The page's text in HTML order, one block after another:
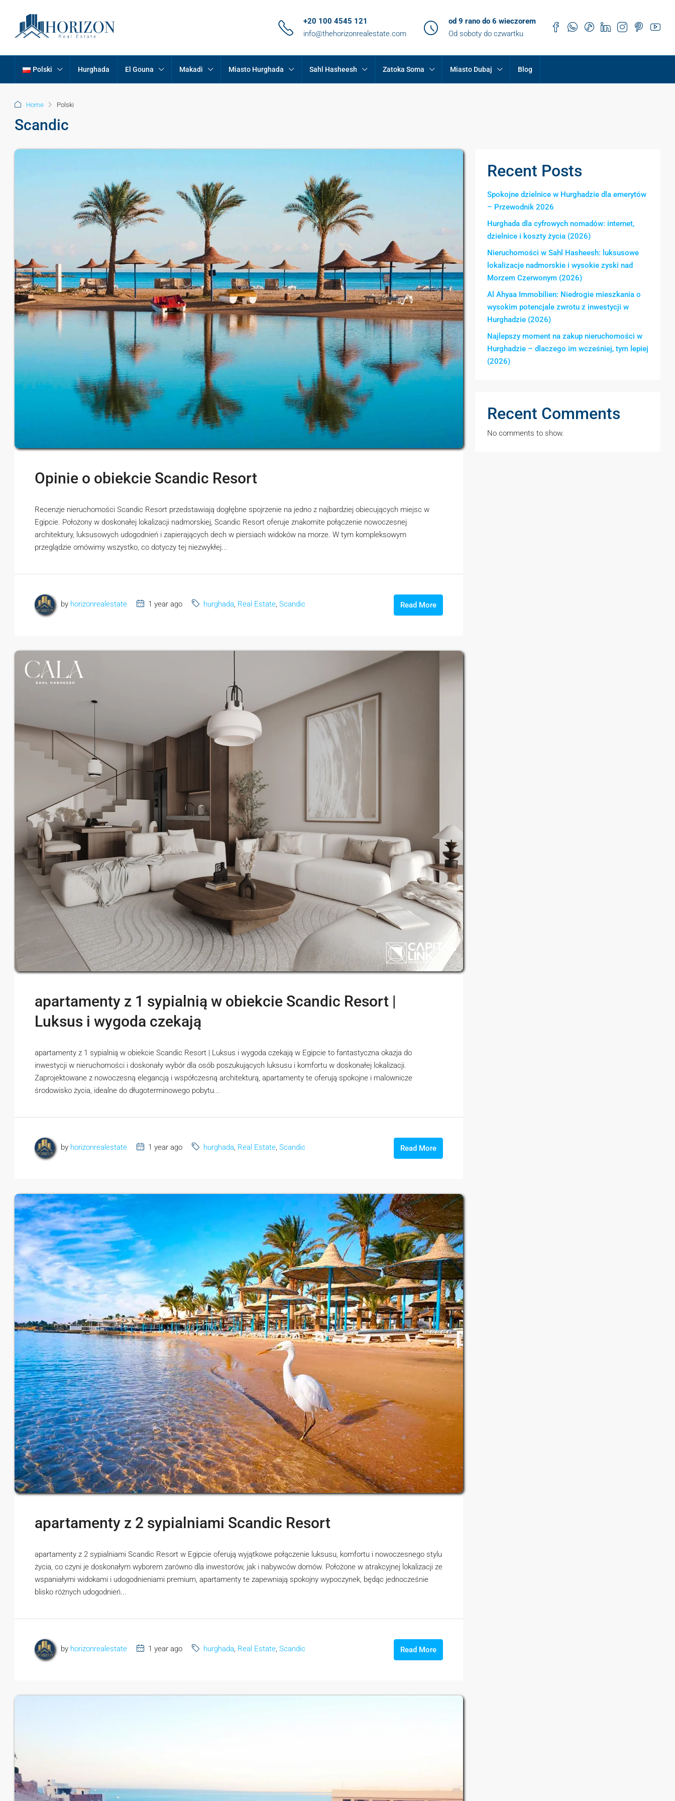
+20 100 4545 121
info@thehorizonrealestate.com
od 9 rano do 6 wieczorem
Od soboty do czwartku
Polski Hurghada El Gouna Makadi Miasto Hurghada Sahl Hasheesh Zatoka Soma Miasto Dubaj Blog
Home Polski
Scandic
Opinie o obiekcie Scandic Resort
Recenzje nieruchomości Scandic Resort przedstawiają dogłębne spojrzenie na jedno z najbardziej obiecujących miejsc w
Egipcie. Położony w doskonałej lokalizacji nadmorskiej, Scandic Resort oferuje znakomite połączenie nowoczesnej
architektury, luksusowych udogodnień i zapierających dech w piersiach widoków na morze. W tym kompleksowym
przeglądzie omówimy wszystko, co dotyczy tej niezwykłej...
by horizonrealestate 1 year ago hurghada, Real Estate, Scandic Read More
apartamenty z 1 sypialnią w obiekcie Scandic Resort |
Luksus i wygoda czekają
apartamenty z 1 sypialnią w obiekcie Scandic Resort | Luksus i wygoda czekają w Egipcie to fantastyczna okazja do
inwestycji w nieruchomości i doskonały wybór dla osób poszukujących luksusu i komfortu w doskonałej lokalizacji.
Zaprojektowane z nowoczesną elegancją i współczesną architekturą, apartamenty te oferują spokojne i malownicze
środowisko życia, idealne do długoterminowego pobytu...
by horizonrealestate 1 year ago hurghada, Real Estate, Scandic Read More
apartamenty z 2 sypialniami Scandic Resort
apartamenty z 2 sypialniami Scandic Resort w Egipcie oferują wyjątkowe połączenie luksusu, komfortu i nowoczesnego stylu
życia, co czyni je doskonałym wyborem zarówno dla inwestorów, jak i nabywców domów. Położone w atrakcyjnej lokalizacji ze
wspaniałymi widokami i udogodnieniami premium, apartamenty te zapewniają spokojny wypoczynek, będąc jednocześnie
blisko różnych udogodnień...
by horizonrealestate 1 year ago hurghada, Real Estate, Scandic Read More
Recent Posts
Spokojne dzielnice w Hurghadzie dla emerytów
– Przewodnik 2026
Hurghada dla cyfrowych nomadów: internet,
dzielnice i koszty życia (2026)
Nieruchomości w Sahl Hasheesh: luksusowe
lokalizacje nadmorskie i wysokie zyski nad
Morzem Czerwonym (2026)
Al Ahyaa Immobilien: Niedrogie mieszkania o
wysokim potencjale zwrotu z inwestycji w
Hurghadzie (2026)
Najlepszy moment na zakup nieruchomości w
Hurghadzie – dlaczego im wcześniej, tym lepiej
(2026)
Recent Comments
No comments to show.